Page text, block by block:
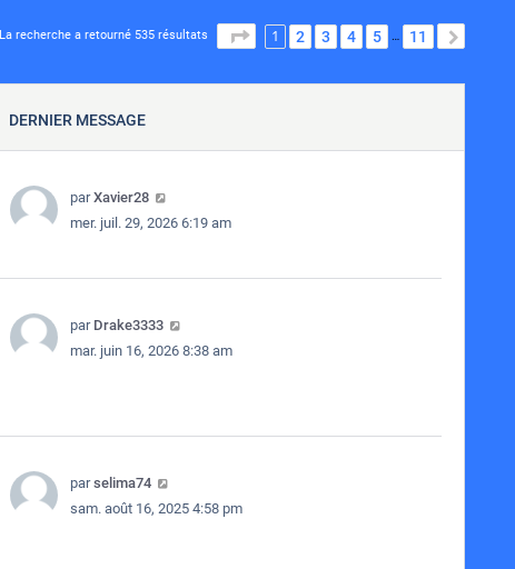
La recherche a retourné 535 résultats PAGE 1SUR 11
1 2 3 4 5 … 11
DERNIER MESSAGE
parXavier28
mer. juil. 29, 2026 6:19 am
par Drake3333
mar. juin 16, 2026 8:38 am
parselima74
sam. août 16, 2025 4:58 pm